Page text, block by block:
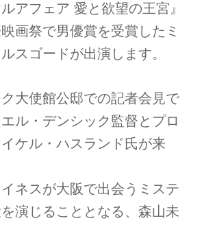
アフェア 愛と欲望の王宮』
画祭で男優賞を受賞したミ
スゴードが出演します。
大使館公邸での記者会見で
ル・デンシック監督とプロ
ケル・ハスランド氏が来
ネスが大阪で出会うミステ
演じることとなる、森山未